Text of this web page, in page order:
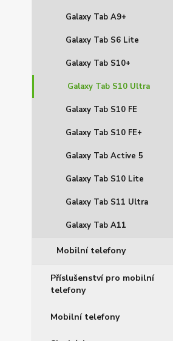
Galaxy Tab A9+
Galaxy Tab S6 Lite
Galaxy Tab S10+
Galaxy Tab S10 Ultra
Galaxy Tab S10 FE
Galaxy Tab S10 FE+
Galaxy Tab Active 5
Galaxy Tab S10 Lite
Galaxy Tab S11 Ultra
Galaxy Tab A11
Mobilní telefony
Příslušenství pro mobilní
telefony
Mobilní telefony